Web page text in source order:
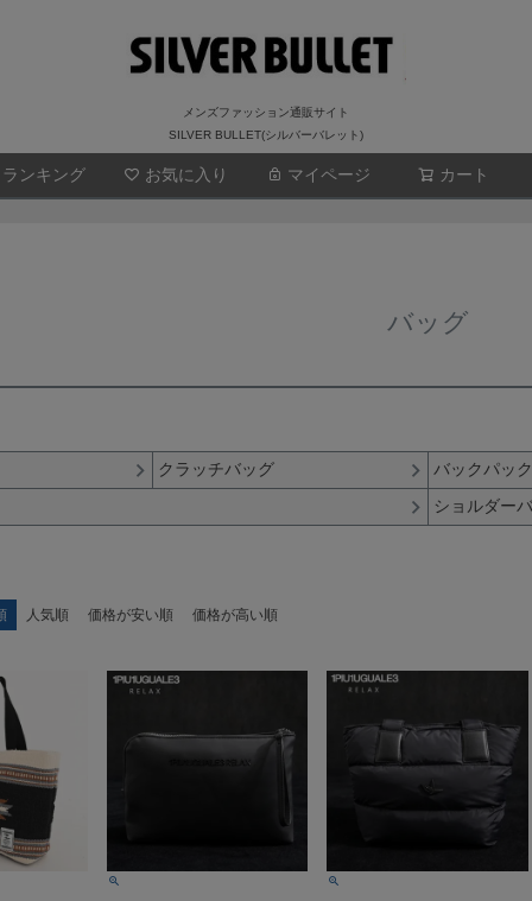
メンズファッション通販サイト
SILVER BULLET(シルバーバレット)
ランキング お気に入り マイページ カート
検索
バッグ
クラッチバッグ
バックパッ
ショルダー
人気順 価格が安い順 価格が高い順